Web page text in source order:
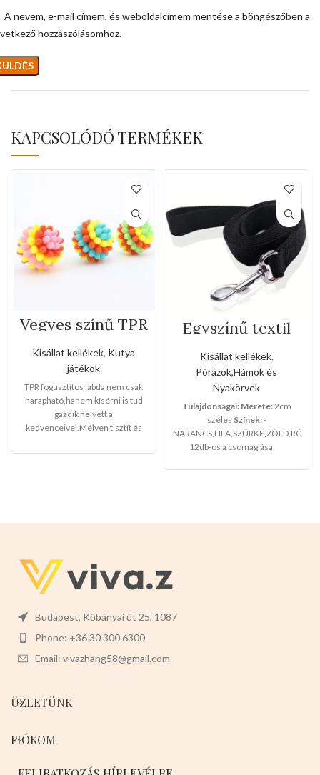
A nevem, e-mail címem, és weboldalcímem mentése a böngészőben a
hozzászólásomhoz.
KAPCSOLÓDÓ TERMÉKEK
Vegyes színű TPR
fogtisztítos labda
Kisállat kellékek, Kutya
játékok
TPR fogtisztítos labda nem csak
harapható,hanem kísérni is tud
gazdik helyett a
kedvenceivel.Mélyen tisztít és
rugalmassága.Mérete: 8cmEz
Egyszínű textil
kézipóráz(Közep
es méret)
Kisállat kellékek,
Pórázok,Hámok és
Nyakörvek
Tulajdonságai: Mérete:2cm
széles Színek:-
12db-os a csomaglása.
Budapest, Kőbányai út 25, 1087
Phone: +36 30 300 6300
Email: vivazhang58@gmail.com
ÜZLETÜNK
FIÓKOM